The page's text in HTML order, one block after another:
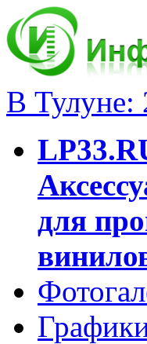
В Тулуне:
для